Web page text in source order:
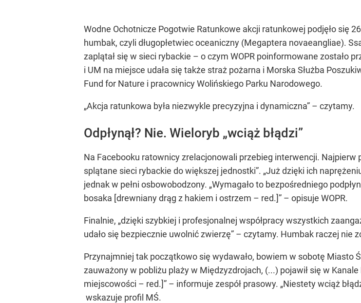
Wodne Ochotnicze Pogotwie Ratunkowe akcji ratunkowej podjęło się
humbak, czyli długopłetwiec oceaniczny (Megaptera novaeangliae).
zaplątał się w sieci rybackie – o czym WOPR poinformowane zostało
i UM na miejsce udała się także straż pożarna i Morska Służba
Fund for Nature i pracownicy Wolińskiego Parku Narodowego.
„Akcja ratunkowa była niezwykle precyzyjna i dynamiczna” – czytamy.
Odpłynął? Nie. Wieloryb „wciąż błądzi”
Na Facebooku ratownicy zrelacjonowali przebieg interwencji. Najpierw
splątane sieci rybackie do większej jednostki”. „Już dzięki ich
jednak w pełni osbowobodzony. „Wymagało to bezpośredniego
bosaka [drewniany drąg z hakiem i ostrzem – red.]” – opisuje WOPR.
Finalnie, „dzięki szybkiej i profesjonalnej współpracy wszystkich
udało się bezpiecznie uwolnić zwierzę” – czytamy. Humbak raczej nie
Przynajmniej tak początkowo się wydawało, bowiem w sobotę Miasto
zauważony w pobliżu plaży w Międzyzdrojach, (...) pojawił się w
miejscowości – red.]” – informuje zespół prasowy. „Niestety wciąż
wskazuje profil MŚ.